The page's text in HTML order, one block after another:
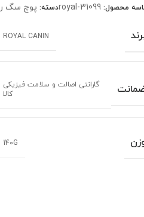
محصول:royal-31099دسته: پوچ سگ
ROYAL CANIN
گارانتی اصالت و سلامت فیزیکی
کالا
140G